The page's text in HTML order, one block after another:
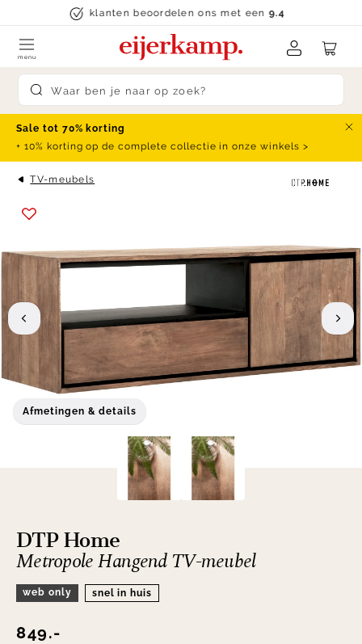
Skip to contentklanten beoordelen ons met een9.4
Submit search
menu
Sale tot 70% korting
+ 10% korting op de complete collectie in onze winkels >
TV-meubels
Afmetingen & details
DTP Home
Metropole Hangend TV-meubel
web only snel in huis
849.-